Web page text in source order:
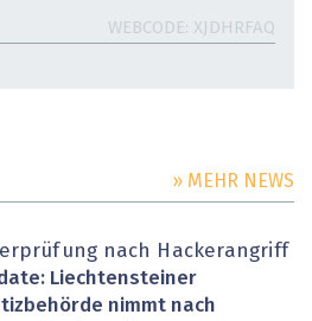
WEBCODE XJDHRFAQ
» MEHR NEWS
nach Hackerangriff
Liechtensteiner
nimmt nach